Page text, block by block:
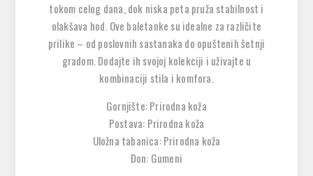
tokom celog dana, dok niska peta pruža stabilnost i
olakšava hod. Ove baletanke su idealne za različite
prilike – od poslovnih sastanaka do opuštenih šetnji
gradom. Dodajte ih svojoj kolekciji i uživajte u
kombinaciji stila i komfora.
Gornjište: Prirodna koža
Postava: Prirodna koža
Uložna tabanica: Prirodna koža
Đon: Gumeni